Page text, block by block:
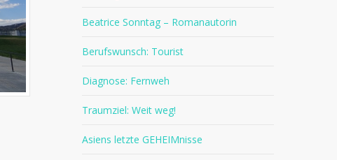
Beatrice Sonntag – Romanautorin
Berufswunsch: Tourist
Diagnose: Fernweh
Traumziel: Weit weg!
Asiens letzte GEHEIMnisse